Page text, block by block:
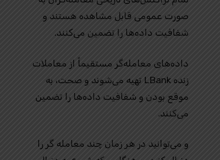
صورت عمومی قابل مشاهده هستند و
شفافیت داده‌ها را تضمین می‌کنند.
داده‌های معامله‌گر مستقیماً از معاملات
زنده LBank تهیه می‌شوند و صحت، به
موقع بودن و شفافیت داده‌ها را تضمین
می‌کنند.
و می‌توانید در هر زمان چند معامله‌ گر را